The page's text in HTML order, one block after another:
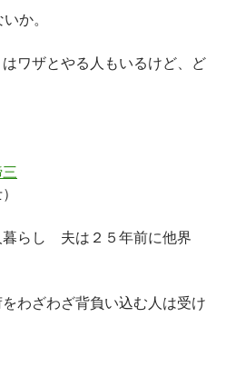
か。
ワザとやる人もいるけど、ど
らし 夫は２５年前に他界
わざわざ背負い込む人は受け